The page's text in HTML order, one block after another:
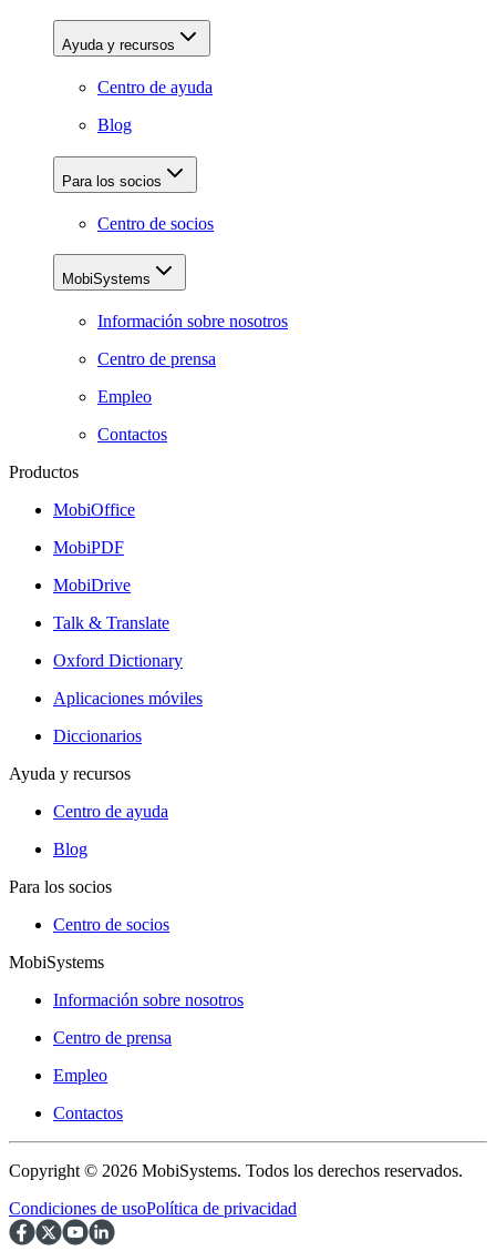
Ayuda y recursos
Centro de ayuda
Blog
Para los socios
Centro de socios
MobiSystems
Información sobre nosotros
Centro de prensa
Empleo
Contactos
Productos
MobiOffice
MobiPDF
MobiDrive
Talk & Translate
Oxford Dictionary
Aplicaciones móviles
Diccionarios
Ayuda y recursos
Centro de ayuda
Blog
Para los socios
Centro de socios
MobiSystems
Información sobre nosotros
Centro de prensa
Empleo
Contactos
Copyright © 2026 MobiSystems. Todos los derechos reservados.
Condiciones de usoPolítica de privacidad